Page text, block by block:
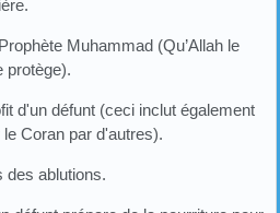
Muhammad (Qu’Allah le
protège).
d'un défunt (ceci inclut également
Coran par d'autres).
des ablutions.